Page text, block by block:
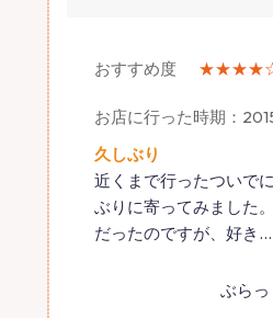
おすすめ度
お店に行った時期：
久しぶり
近くまで行ったついで
ぶりに寄ってみました
だったのですが、好き …
ぶら